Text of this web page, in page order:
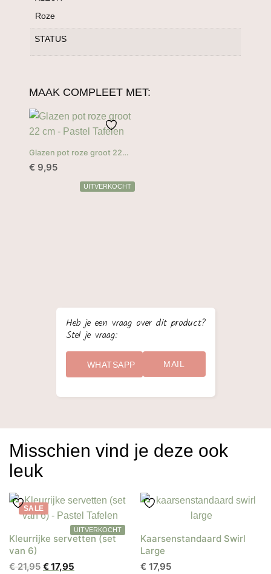
Roze
STATUS
MAAK COMPLEET MET:
Glazen pot roze groot 22
cm
€ 9,95
Heb je een vraag over dit product?
Stel je vraag:
WHATSAPP MAIL
Misschien vind je deze ook
leuk
SALE
Kleurrijke servetten (set
van 6)
€21,95 Oorspronkelijke
€17,95
Kaarsenstandaard Swirl
Large
€ 17,95